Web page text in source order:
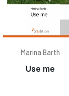
Marina Barth
Use me